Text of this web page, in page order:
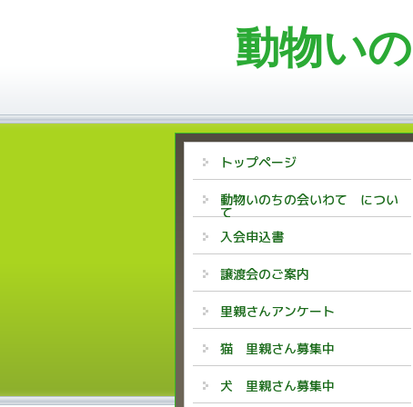
動物い
トップページ
動物いのちの会いわて につい
て
入会申込書
譲渡会のご案内
里親さんアンケート
猫 里親さん募集中
犬 里親さん募集中